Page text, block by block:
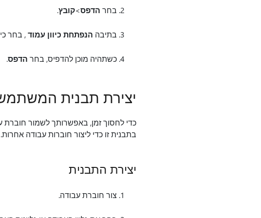
בחר הדפס>קובץ.
בתיבה הנפתחת כיוון עמוד, בחר
כשתהיה מוכן להדפיס, בחר הדפס.
יצירת תבנית
כדי לחסוך זמן, באפשרותך לשמור
בתבנית זו כדי ליצור חוברות עבודה אחרות.
יצירת התבנית
צור חוברת עבודה.